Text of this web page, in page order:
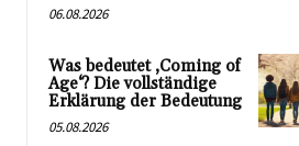
06.08.2026
Was bedeutet ‚Coming of
Age‘? Die vollständige
Erklärung der Bedeutung
05.08.2026